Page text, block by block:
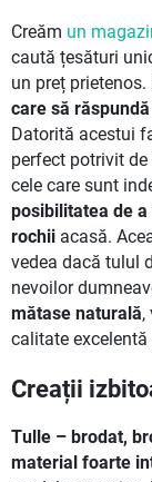
Creăm un
caută țesături
un preț
care să
Datorită acestui
perfect potrivit
cele care sunt
posibilitatea de
rochii acasă.
vedea dacă tulul
nevoilor
mătase naturală,
calitate
Creații
Tulle – brodat,
material foarte